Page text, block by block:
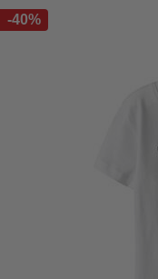
-40%